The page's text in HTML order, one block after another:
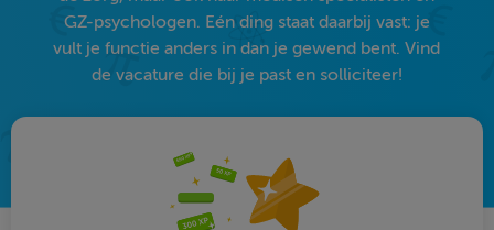
GZ-psychologen. Eén ding staat daarbij vast: je
vult je functie anders in dan je gewend bent. Vind
de vacature die bij je past en solliciteer!